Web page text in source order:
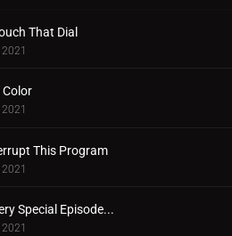
That Dial
Color
This Program
Special Episode...